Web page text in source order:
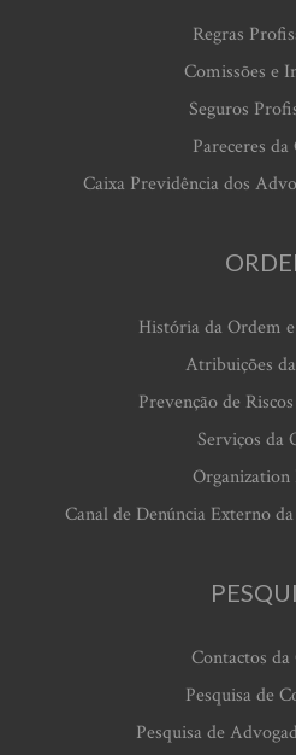
Regras
Comissões e
Seguros
Pareceres
Caixa Previdência dos
História da Ordem
Atribuições
Prevenção de
Serviços da
Canal de Denúncia Externo
Contactos
Pesquisa de
Pesquisa de